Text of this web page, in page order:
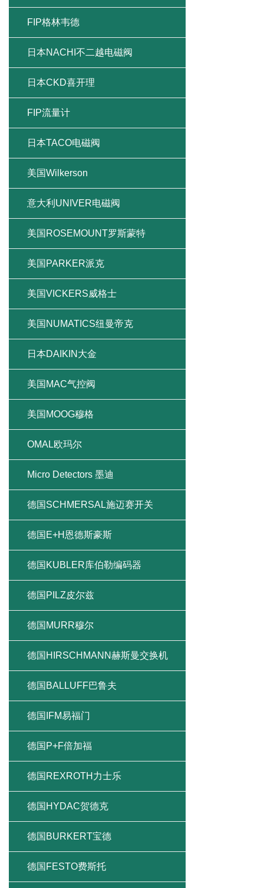
FIP格林韦德
日本NACHI不二越电磁阀
日本CKD喜开理
FIP流量计
日本TACO电磁阀
美国Wilkerson
意大利UNIVER电磁阀
美国ROSEMOUNT罗斯蒙特
美国PARKER派克
美国VICKERS威格士
美国NUMATICS纽曼帝克
日本DAIKIN大金
美国MAC气控阀
美国MOOG穆格
OMAL欧玛尔
Micro Detectors 墨迪
德国SCHMERSAL施迈赛开关
德国E+H恩德斯豪斯
德国KUBLER库伯勒编码器
德国PILZ皮尔兹
德国MURR穆尔
德国HIRSCHMANN赫斯曼交换机
德国BALLUFF巴鲁夫
德国IFM易福门
德国P+F倍加福
德国REXROTH力士乐
德国HYDAC贺德克
德国BURKERT宝德
德国FESTO费斯托